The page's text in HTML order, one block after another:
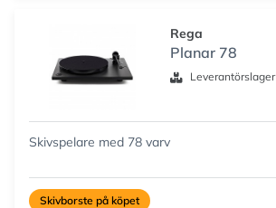
Rega
Planar 78
Leverantörslager
Skivspelare med 78 varv
Skivborste på köpet